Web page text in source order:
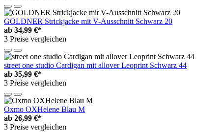
GOLDNER Strickjacke mit V-Ausschnitt Schwarz 20
ab 34,99 €*
3 Preise vergleichen
street one studio Cardigan mit allover Leoprint Schwarz 44
ab 35,99 €*
3 Preise vergleichen
Oxmo OXHelene Blau M
ab 26,99 €*
3 Preise vergleichen